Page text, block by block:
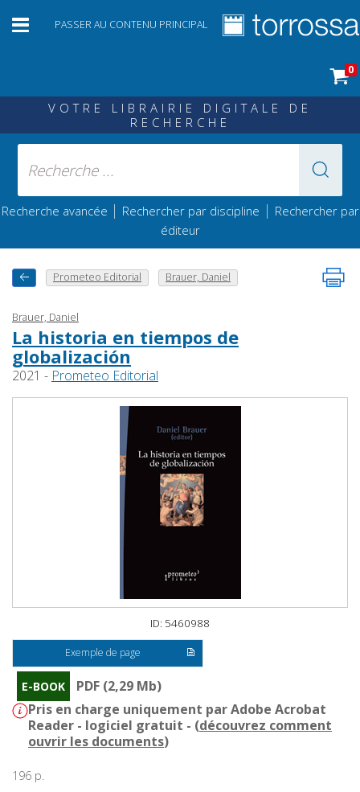
PASSER AU CONTENU PRINCIPAL
0
VOTRE LIBRAIRIE DIGITALE DE
RECHERCHE
Recherche avancée | Rechercher par discipline | Rechercher par
éditeur
Prometeo Editorial Brauer, Daniel
Brauer, Daniel
La historia en tiempos de
globalización
2021 - Prometeo Editorial
ID: 5460988
Exemple de page
E-BOOK
PDF (2,29 Mb)
Pris en charge uniquement par Adobe Acrobat
Reader - logiciel gratuit - (découvrez comment
ouvrir les documents)
196 p.